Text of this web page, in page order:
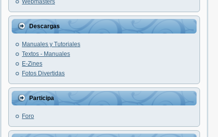
Webmasters
Descargas
Manuales y Tutoriales
Textos - Manuales
E-Zines
Fotos Divertidas
Participa
Foro